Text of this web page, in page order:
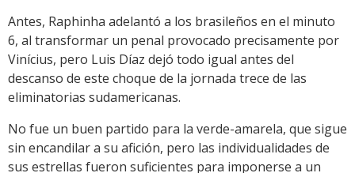
Antes, Raphinha adelantó a los brasileños en el minuto
6, al transformar un penal provocado precisamente por
Vinícius, pero Luis Díaz dejó todo igual antes del
descanso de este choque de la jornada trece de las
eliminatorias sudamericanas.
No fue un buen partido para la verde-amarela, que sigue
sin encandilar a su afición, pero las individualidades de
sus estrellas fueron suficientes para imponerse a un